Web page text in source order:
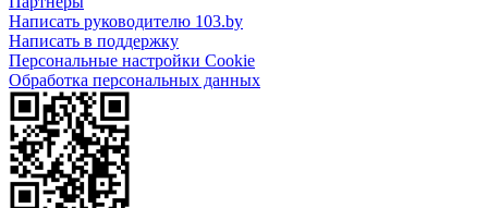
Написать руководителю 103.by
Написать в поддержку
Персональные настройки Cookie
Обработка персональных данных